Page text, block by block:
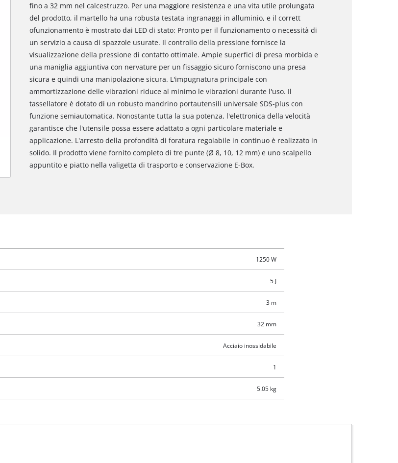
per caricare il servizio Google Maps !
fino a 32 mm nel calcestruzzo. Per una maggiore resistenza e una vita utile prolungata
del prodotto, il martello ha una robusta testata ingranaggi in alluminio, e il corrett
ofunzionamento è mostrato dai LED di stato: Pronto per il funzionamento o necessità di
un servizio a causa di spazzole usurate. Il controllo della pressione fornisce la
visualizzazione della pressione di contatto ottimale. Ampie superfici di presa morbida e
una maniglia aggiuntiva con nervature per un fissaggio sicuro forniscono una presa
sicura e quindi una manipolazione sicura. L'impugnatura principale con
ammortizzazione delle vibrazioni riduce al minimo le vibrazioni durante l'uso. Il
tassellatore è dotato di un robusto mandrino portautensili universale SDS-plus con
funzione semiautomatica. Nonostante tutta la sua potenza, l'elettronica della velocità
garantisce che l'utensile possa essere adattato a ogni particolare materiale e
applicazione. L'arresto della profondità di foratura regolabile in continuo è realizzato in
solido. Il prodotto viene fornito completo di tre punte (Ø 8, 10, 12 mm) e uno scalpello
appuntito e piatto nella valigetta di trasporto e conservazione E-Box.
1250 W
5 J
3 m
32 mm
Acciaio inossidabile
1
5.05 kg